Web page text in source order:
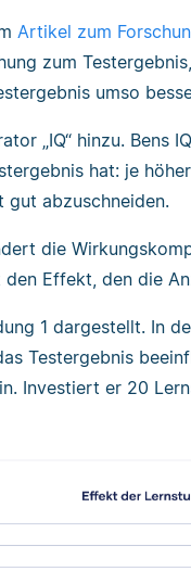
Artikel zum
zum
umso
„IQ“ hinzu. Bens
hat: je
gut abzuschneiden.
die
Effekt, den die
1 dargestellt. In
Testergebnis
Investiert er 20